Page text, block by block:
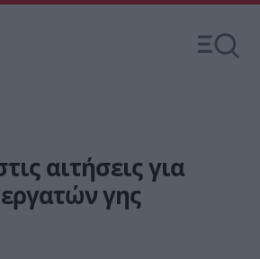
αιτήσεις για
γης